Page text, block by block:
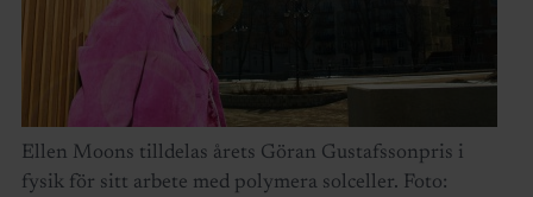
Ellen Moons tilldelas årets Göran Gustafssonpris i
fysik för sitt arbete med polymera solceller. Foto: